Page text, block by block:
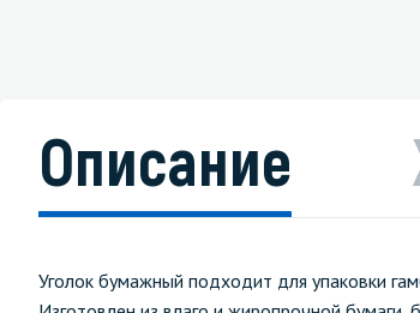
Описание
Уголок бумажный подходит для упаковки